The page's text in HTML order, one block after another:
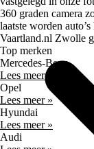
360 graden camera
laatste worden
Vaartland.nl Zwolle
Top merken
Mercedes-Benz
Lees meer »
Opel
Lees meer »
Hyundai
Lees meer »
Audi